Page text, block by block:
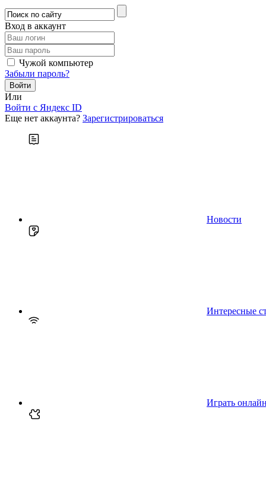
Вход в аккаунт
Чужой компьютер
Забыли пароль?
Или
Войти c Яндекс ID
Еще нет аккаунта? Зарегистрироваться
Новости
Интересные
Играть онлайн